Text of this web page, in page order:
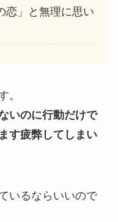
恋」と無理に思い
。
いのに行動だけで
す疲弊してしまい
いるならいいので